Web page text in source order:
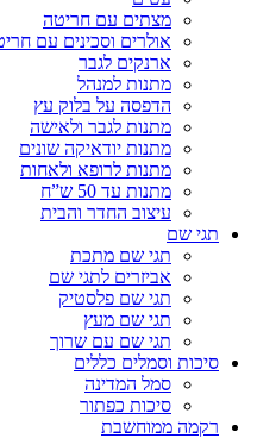
מצתים עם חריטה
אולרים וסכינים עם
ארנקים לגבר
מתנות למנהל
הדפסה על בלוק עץ
מתנות לגבר ולאישה
מתנות יודאיקה שונים
מתנות לרופא ולאחות
מתנות עד 50 ש”ח
עיצוב החדר והבית
תגי שם
תגי שם מתכת
אביזרים לתגי שם
תגי שם פלסטיק
תגי שם מעץ
תגי שם עם שרוך
סיכות וסמלים כללים
סמל המדינה
סיכות כפתור
רקמה ממוחשבת